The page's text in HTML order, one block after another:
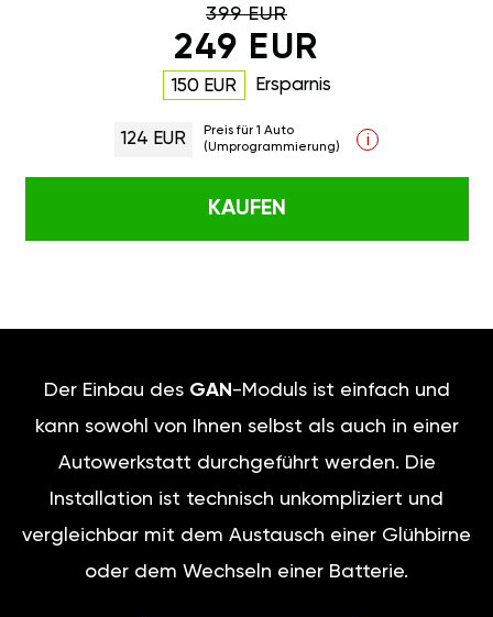
399 EUR
249 EUR
150 EUR Ersparnis
124 EUR
Preis für 1 Auto
(Umprogrammierung)
i
KAUFEN
Der Einbau des GAN -Moduls ist einfach und
kann sowohl von Ihnen selbst als auch in einer
Autowerkstatt durchgeführt werden. Die
Installation ist technisch unkompliziert und
vergleichbar mit dem Austausch einer Glühbirne
oder dem Wechseln einer Batterie.